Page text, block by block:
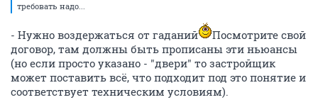
требовать надо...
- Нужно воздержаться от гаданий
Посмотрите свой
договор, там должны быть прописаны эти ньюансы
(но если просто указано - "двери" то застройщик
может поставить всё, что подходит под это понятие и
соответствует техническим условиям).